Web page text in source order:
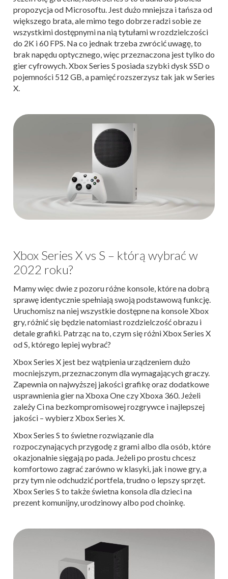
propozycja od Microsoftu. Jest dużo mniejsza i tańsza od
większego brata, ale mimo tego dobrze radzi sobie ze
wszystkimi dostępnymi na nią tytułami w rozdzielczości
do 2K i 60 FPS. Na co jednak trzeba zwrócić uwagę, to
brak napędu optycznego, więc przeznaczona jest tylko do
gier cyfrowych. Xbox Series S posiada szybki dysk SSD o
pojemności 512 GB, a pamięć rozszerzysz tak jak w Series
X.
Xbox Series X vs S – którą wybrać w
2022 roku?
Mamy więc dwie z pozoru różne konsole, które na dobrą
sprawę identycznie spełniają swoją podstawową funkcję.
Uruchomisz na niej wszystkie dostępne na konsole Xbox
gry, różnić się będzie natomiast rozdzielczość obrazu i
detale grafiki. Patrząc na to, czym się różni Xbox Series X
od S, którego lepiej wybrać?
Xbox Series X jest bez wątpienia urządzeniem dużo
mocniejszym, przeznaczonym dla wymagających graczy.
Zapewnia on najwyższej jakości grafikę oraz dodatkowe
usprawnienia gier na Xboxa One czy Xboxa 360. Jeżeli
zależy Ci na bezkompromisowej rozgrywce i najlepszej
jakości – wybierz Xbox Series X.
Xbox Series S to świetne rozwiązanie dla
rozpoczynających przygodę z grami albo dla osób, które
okazjonalnie sięgają po pada. Jeżeli po prostu chcesz
komfortowo zagrać zarówno w klasyki, jak i nowe gry, a
przy tym nie odchudzić portfela, trudno o lepszy sprzęt.
Xbox Series S to także świetna konsola dla dzieci na
prezent komunijny, urodzinowy albo pod choinkę.